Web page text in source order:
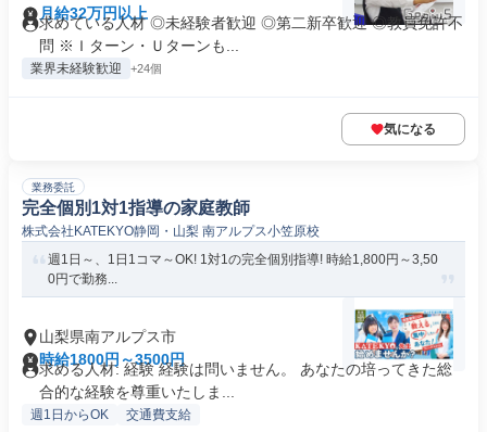
月給32万円以上
求めている人材 ◎未経験者歓迎 ◎第二新卒歓迎 ◎教員免許不
問 ※Ｉターン・Ｕターンも...
業界未経験歓迎 +24個
気になる
業務委託
完全個別1対1指導の家庭教師
株式会社KATEKYO静岡・山梨 南アルプス小笠原校
週1日～、1日1コマ～OK! 1対1の完全個別指導! 時給1,800円～3,50
0円で勤務...
山梨県南アルプス市
時給1800円～3500円
求める人材: 経験 経験は問いません。 あなたの培ってきた総
合的な経験を尊重いたしま...
週1日からOK 交通費支給